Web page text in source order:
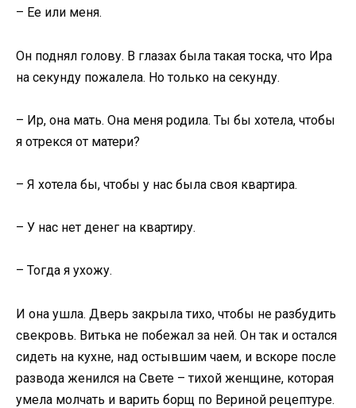
– Ее или меня.
Он поднял голову. В глазах была такая тоска, что Ира
на секунду пожалела. Но только на секунду.
– Ир, она мать. Она меня родила. Ты бы хотела, чтобы
я отрекся от матери?
– Я хотела бы, чтобы у нас была своя квартира.
– У нас нет денег на квартиру.
– Тогда я ухожу.
И она ушла. Дверь закрыла тихо, чтобы не разбудить
свекровь. Витька не побежал за ней. Он так и остался
сидеть на кухне, над остывшим чаем, и вскоре после
развода женился на Свете – тихой женщине, которая
умела молчать и варить борщ по Вериной рецептуре.